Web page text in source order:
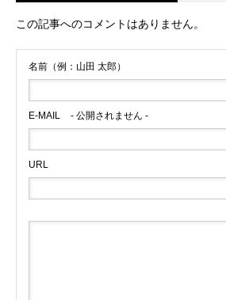
この記事へのコメントはありません。
名前（例：山田 太郎）
E-MAIL - 公開されません -
URL